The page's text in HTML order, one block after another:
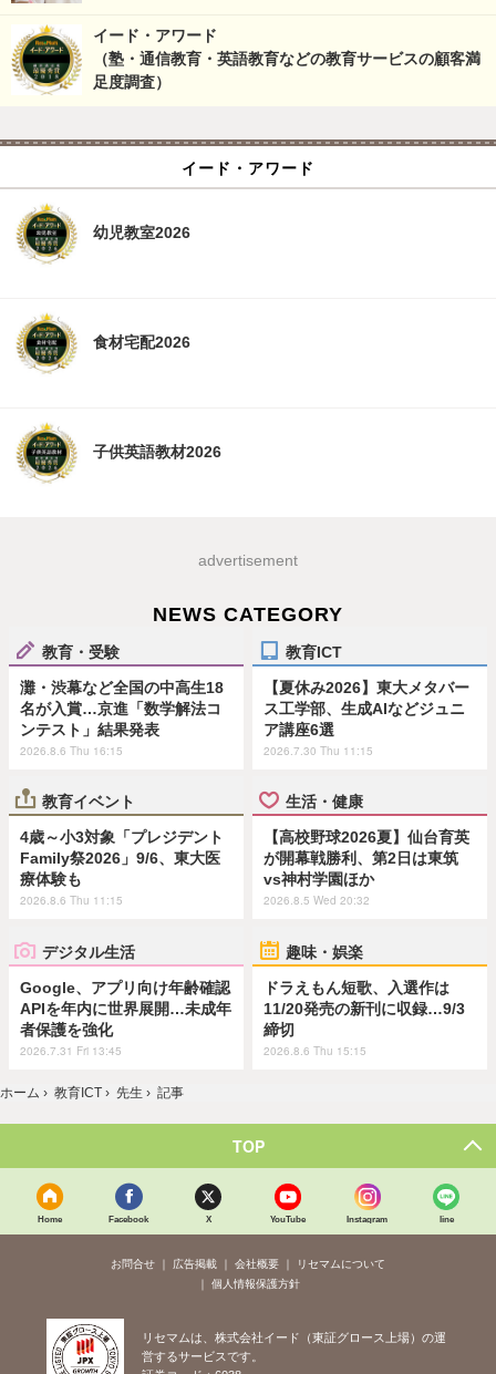
イード・アワード
（塾・通信教育・英語教育などの教育サービスの顧客満
足度調査）
イード・アワード
幼児教室2026
食材宅配2026
子供英語教材2026
advertisement
NEWS CATEGORY
教育・受験
灘・渋幕など全国の中高生18
名が入賞…京進「数学解法コ
ンテスト」結果発表
2026.8.6 Thu 16:15
教育ICT
【夏休み2026】東大メタバー
ス工学部、生成AIなどジュニ
ア講座6選
2026.7.30 Thu 11:15
教育イベント
4歳～小3対象「プレジデント
Family祭2026」9/6、東大医
療体験も
2026.8.6 Thu 11:15
生活・健康
【高校野球2026夏】仙台育英
が開幕戦勝利、第2日は東筑
vs神村学園ほか
2026.8.5 Wed 20:32
デジタル生活
Google、アプリ向け年齢確認
APIを年内に世界展開…未成年
者保護を強化
2026.7.31 Fri 13:45
趣味・娯楽
ドラえもん短歌、入選作は
11/20発売の新刊に収録…9/3
締切
2026.8.6 Thu 15:15
ホーム › 教育ICT › 先生 › 記事
TOP
Home Facebook X YouTube Instagram line
お問合せ 広告掲載 会社概要
リセマムについて
個人情報保護方針
リセマムは、株式会社イード（東証グロース上場）の運
営するサービスです。